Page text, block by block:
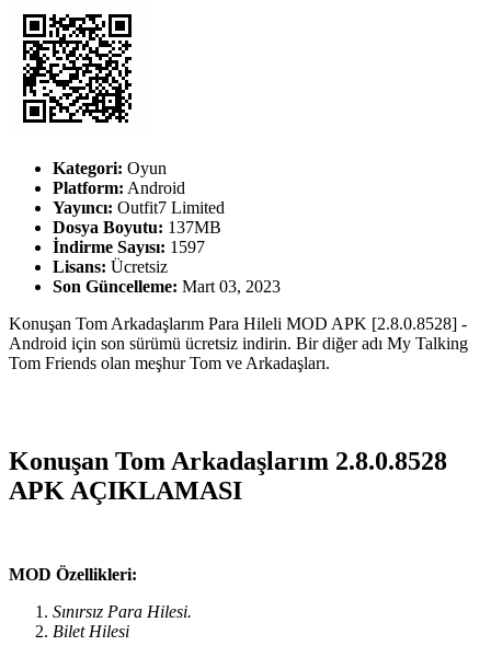
Kategori: Oyun
Platform: Android
Yayıncı: Outfit7 Limited
Dosya Boyutu: 137MB
İndirme Sayısı: 1597
Lisans: Ücretsiz
Son Güncelleme: Mart 03, 2023
Konuşan Tom Arkadaşlarım Para Hileli MOD APK [2.8.0.8528] -
Android için son sürümü ücretsiz indirin. Bir diğer adı My Talking
Tom Friends olan meşhur Tom ve Arkadaşları.
Konuşan Tom Arkadaşlarım 2.8.0.8528
APK AÇIKLAMASI
MOD Özellikleri:
Sınırsız Para Hilesi.
Bilet Hilesi